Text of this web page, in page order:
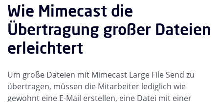
Wie Mimecast die
Übertragung großer Dateien
erleichtert
Um große Dateien mit Mimecast Large File Send zu
übertragen, müssen die Mitarbeiter lediglich wie
gewohnt eine E-Mail erstellen, eine Datei mit einer